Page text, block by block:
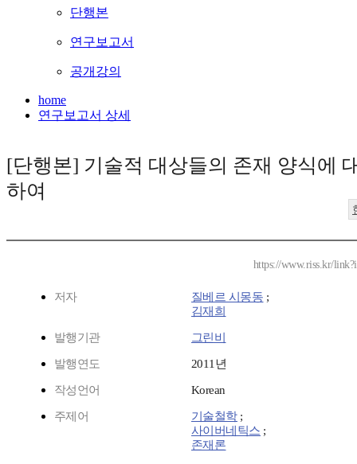
단행본
연구보고서
공개강의
home
연구보고서 상세
[단행본] 기술적 대상들의 존재 양식에
하여
https://www.riss.kr/
저자 질베르 시몽동 ;
김재희
발행기관 그린비
발행연도 2011년
작성언어 Korean
주제어 기술철학 ;
사이버네틱스 ;
존재론